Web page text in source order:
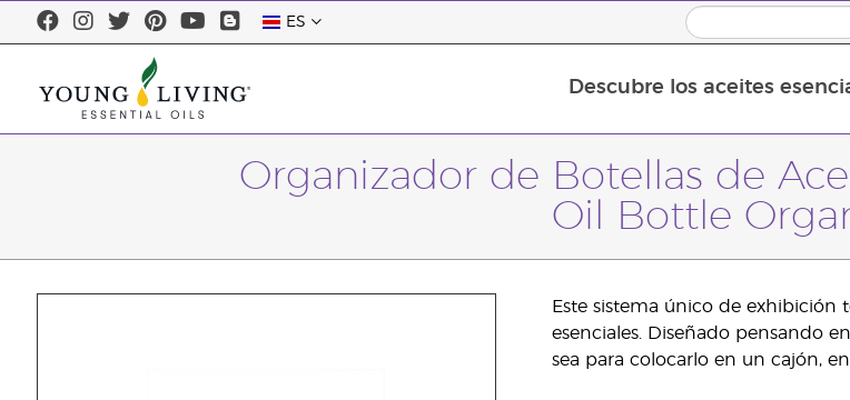
ES
Descubre los aceites
Organizador de Botellas de
Oil Bottle
Este sistema único de exhibición
esenciales. Diseñado pensando
sea para colocarlo en un cajón,